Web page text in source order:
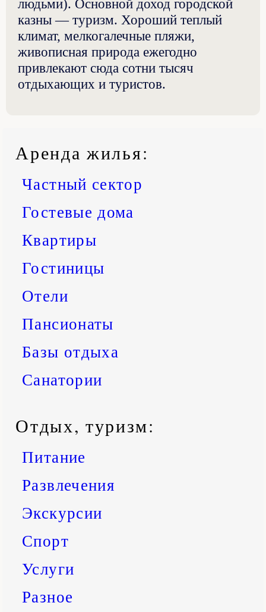
Аренда жилья:
Частный сектор
Гостевые дома
Квартиры
Гостиницы
Отели
Пансионаты
Базы отдыха
Санатории
Отдых, туризм:
Питание
Развлечения
Экскурсии
Спорт
Услуги
Разное
людьми). Основной доход городской
казны — туризм. Хороший теплый
климат, мелкогалечные пляжи,
живописная природа ежегодно
привлекают сюда сотни тысяч
отдыхающих и туристов.